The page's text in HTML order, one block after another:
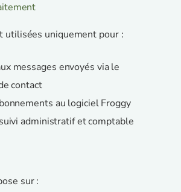
utilisées uniquement pour :
messages envoyés via le
contact
au logiciel Froggy
administratif et comptable
sur :